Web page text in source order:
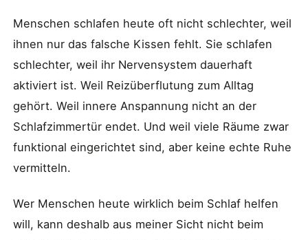
Menschen schlafen heute oft nicht schlechter, weil
ihnen nur das falsche Kissen fehlt. Sie schlafen
schlechter, weil ihr Nervensystem dauerhaft
aktiviert ist. Weil Reizüberflutung zum Alltag
gehört. Weil innere Anspannung nicht an der
Schlafzimmertür endet. Und weil viele Räume zwar
funktional eingerichtet sind, aber keine echte Ruhe
vermitteln.
Wer Menschen heute wirklich beim Schlaf helfen
will, kann deshalb aus meiner Sicht nicht beim